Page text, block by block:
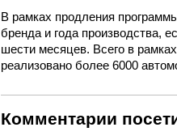
В рамках продления
бренда и года производства,
шести месяцев. Всего в
реализовано более 6000
Комментарии